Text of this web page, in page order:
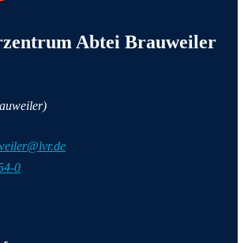
Abtei Brauweiler
0